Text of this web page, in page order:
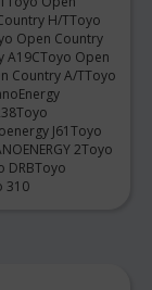
H/TToyo
Open Country
A19CToyo Open
Country A/TToyo
Toyo
J61Toyo
2Toyo
DRBToyo
310